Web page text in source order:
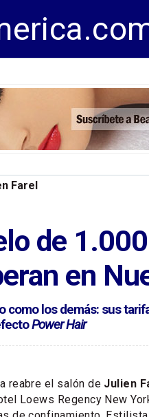
Farel
de
en
como los demás: sus
Power Hair
reabre el salón de Julien
Loews Regency New